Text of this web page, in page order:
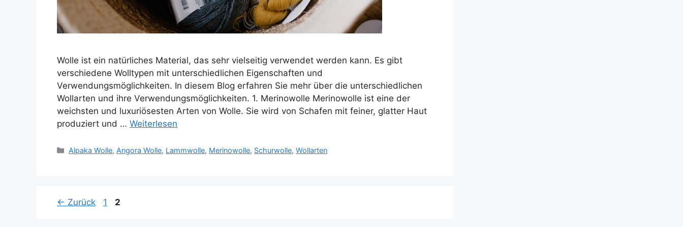
Wolle ist ein natürliches Material, das sehr vielseitig verwendet werden kann. Es gibt
verschiedene Wolltypen mit unterschiedlichen Eigenschaften und
Verwendungsmöglichkeiten. In diesem Blog erfahren Sie mehr über die unterschiedlichen
Wollarten und ihre Verwendungsmöglichkeiten. 1. Merinowolle Merinowolle ist eine der
weichsten und luxuriösesten Arten von Wolle. Sie wird von Schafen mit feiner, glatter Haut
produziert und … Weiterlesen
Kategorien
Alpaka Wolle, Angora Wolle, Lammwolle, Merinowolle, Schurwolle,Wollarten
← Zurück Seite
1 Seite
2